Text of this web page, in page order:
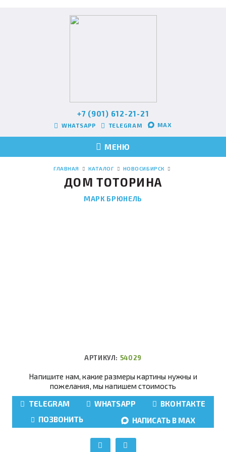
+7 (901) 612-21-21
WHATSAPP TELEGRAM MAX
МЕНЮ
ГЛАВНАЯ КАТАЛОГ НОВОСИБИРСК
ДОМ ТОТОРИНА
МАРК БРЮНЕЛЬ
АРТИКУЛ: 54029
Напишите нам, какие размеры картины нужны и
пожелания, мы напишем стоимость
TELEGRAM
WHATSAPP
ВКОНТАКТЕ
ПОЗВОНИТЬ
НАПИСАТЬ В MAX